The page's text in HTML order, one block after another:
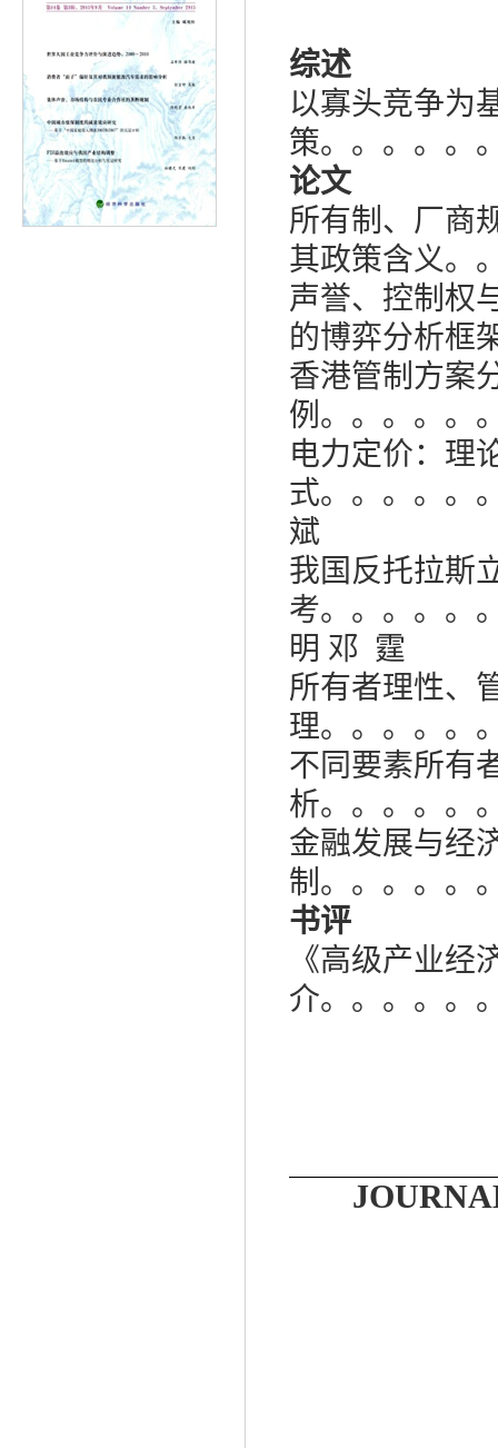
综述
以寡头竞争为
策。。。。。
论文
所有制、厂商
其政策含义。
声誉、控制权
的博弈分析框
香港管制方
例。。。。。
电力定价：理
式。。。。。
斌
我国反托拉斯
考。。。。。
明 邓 霆
所有者理性、
理。。。。。
不同要素所有
析。。。。。
金融发展与经
制。。。。。
书评
《高级产业经
介。。。。。